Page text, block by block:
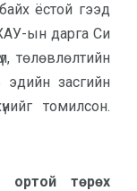
ёстой гээд
ын дарга Си
төлөвлөлтийн
засгийн
томилсон.
ортой төрөх